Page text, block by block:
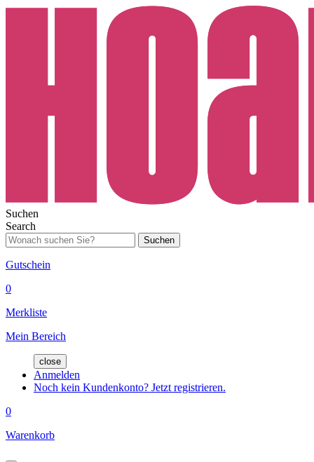
Suchen
Search
Suchen
Gutschein
0
Merkliste
Mein Bereich
close
Anmelden
Noch kein Kundenkonto? Jetzt registrieren.
0
Warenkorb